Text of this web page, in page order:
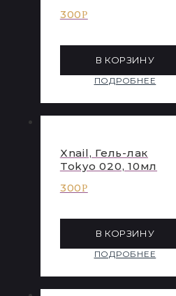
300Р
В КОРЗИНУ
ПОДРОБНЕЕ
Xnail, Гель-лак
Tokyo 020, 10мл
300Р
В КОРЗИНУ
ПОДРОБНЕЕ